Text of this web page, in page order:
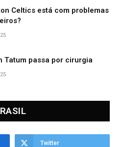
Celtics está com problemas
Tatum passa por cirurgia
Twitter